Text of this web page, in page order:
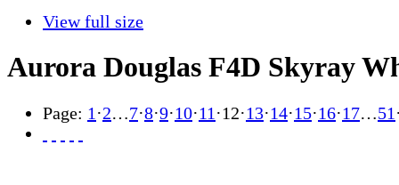
View full size
Aurora Douglas F4D Skyray
Page: 1 ·2…7·8·9·10·11 ·12·13·14·15·16·17…51